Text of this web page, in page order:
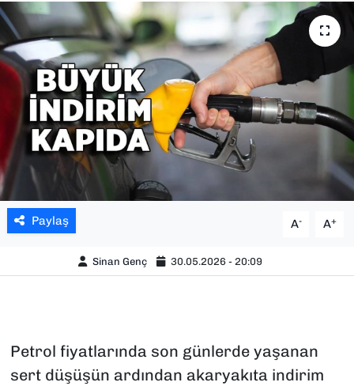
Paylaş A- A+
Sinan Genç 30.05.2026 - 20:09
Petrol fiyatlarında son günlerde yaşanan
sert düşüşün ardından akaryakıta indirim
POLİTİKA
SAĞLIK
SPOR
TEKNOLOJİ
YAŞAM
YEREL YÖNETİMLER